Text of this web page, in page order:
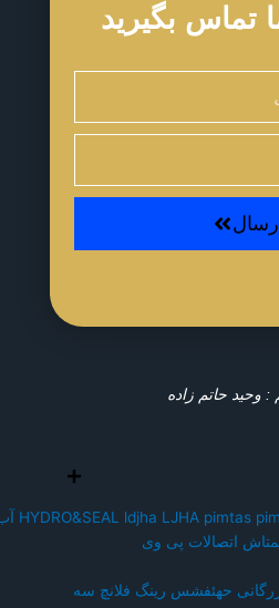
تماس بگیرید
ارسال
وحید حاتم زاده
HYDRO&SEAL ldjha LJHA pimtas
آب
اتصالات پی وی
حهئفشس رینگ فلانچ سه